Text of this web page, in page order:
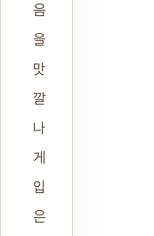
음
을
맛
깔
나
게
입
은